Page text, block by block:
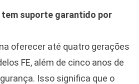
tem suporte garantido por
oferecer até quatro gerações
FE, além de cinco anos de
Isso significa que o